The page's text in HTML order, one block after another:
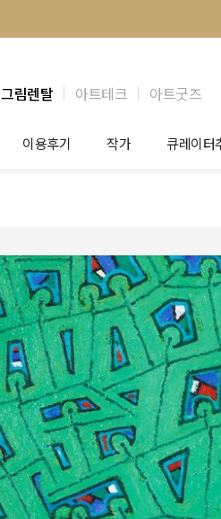
그림렌탈 아트테크 아트굿즈
이용후기
셀럽 인터뷰
작가 큐레이터
그림인테
테마별 추